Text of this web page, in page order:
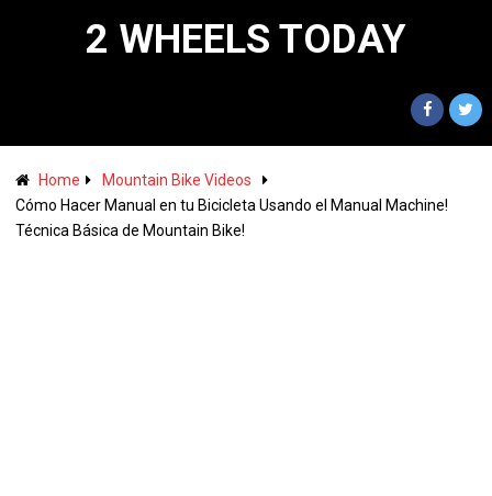
2 WHEELS TODAY
Home
Mountain Bike Videos
Cómo Hacer Manual en tu Bicicleta Usando el Manual Machine!
Técnica Básica de Mountain Bike!